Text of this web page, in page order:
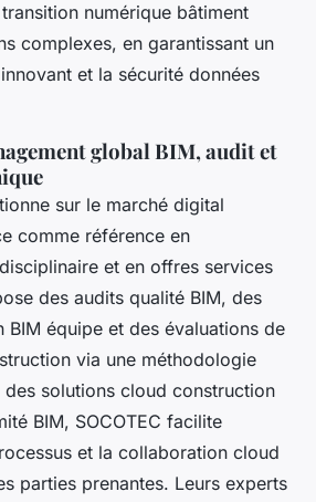
numérique bâtiment
complexes, en garantissant un
et la sécurité données
global BIM, audit et
sur le marché digital
comme référence en
et en offres services
des audits qualité BIM, des
BIM équipe et des évaluations de
via une méthodologie
des solutions cloud construction
BIM, SOCOTEC facilite
et la collaboration cloud
parties prenantes. Leurs experts